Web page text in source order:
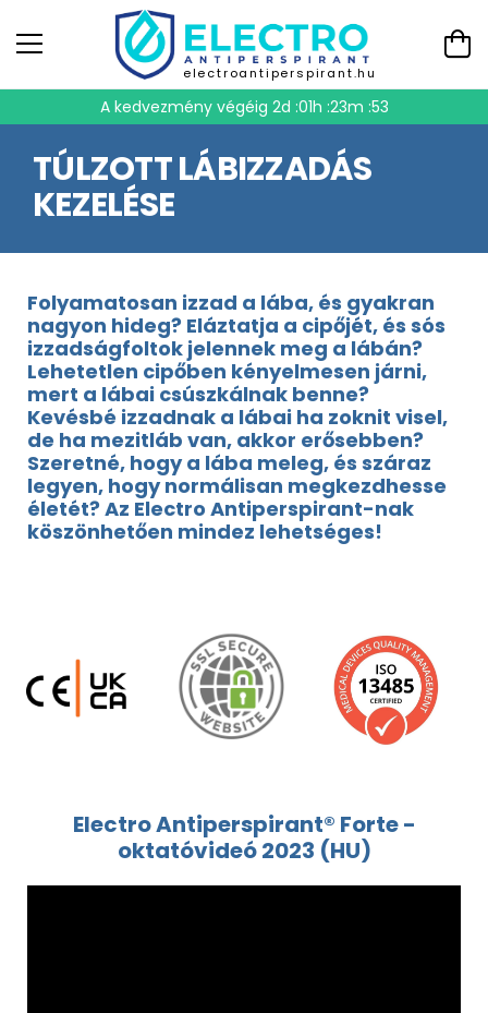
electroantiperspirant.hu
A kedvezmény végéig 2d :01h :23m :53
TÚLZOTT LÁBIZZADÁS
KEZELÉSE
Folyamatosan izzad a lába, és gyakran
nagyon hideg? Eláztatja a cipőjét, és sós
izzadságfoltok jelennek meg a lábán?
Lehetetlen cipőben kényelmesen járni,
mert a lábai csúszkálnak benne?
Kevésbé izzadnak a lábai ha zoknit visel,
de ha mezitláb van, akkor erősebben?
Szeretné, hogy a lába meleg, és száraz
legyen, hogy normálisan megkezdhesse
életét? Az Electro Antiperspirant-nak
köszönhetően mindez lehetséges!
Electro Antiperspirant® Forte -
oktatóvideó 2023 (HU)